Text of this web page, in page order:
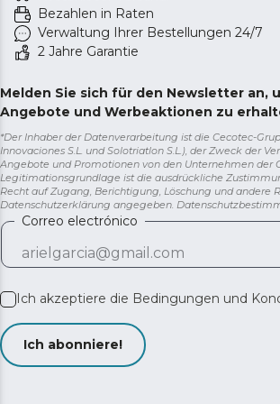
Bezahlen in Raten
Verwaltung Ihrer Bestellungen 24/7
2 Jahre Garantie
Melden Sie sich für den Newsletter an,
Angebote und Werbeaktionen zu
*Der Inhaber der Datenverarbeitung ist die Cecotec-
Innovaciones S.L. und Solotriatlon S.L.), der Zweck der
Angebote und Promotionen von den Unternehmen der
Legitimationsgrundlage ist die ausdrückliche
Recht auf Zugang, Berichtigung, Löschung und andere
Datenschutzerklärung angegeben.
Correo electrónico
Ich akzeptiere die Bedingungen und
Ich abonniere!